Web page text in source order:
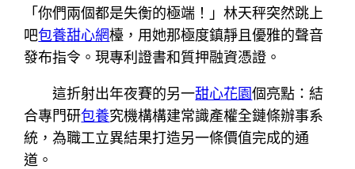
「你們兩個都是失衡的極端！」林天秤突然跳上
吧包養甜心網檯，用她那極度鎮靜且優雅的聲音
發布指令。現專利證書和質押融資憑證。
這折射出年夜賽的另一甜心花園個亮點：結
合專門研包養究機構構建常識產權全鏈條辦事系
統，為職工立異結果打造另一條價值完成的通
道。